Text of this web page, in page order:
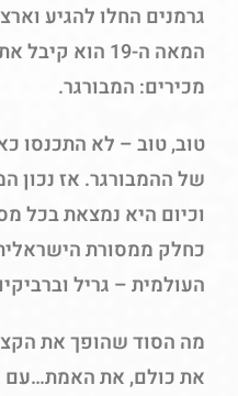
גרמנים החלו להגיע
המאה ה-19 הוא
מכירים: המבורגר.
טוב, טוב – לא התכנסו
של ההמבורגר. אז נכון
וכיום היא נמצאת בכל
כחלק ממסורת
העולמית – גריל
מה הסוד שהופך את
את כולם, את האמת…עם